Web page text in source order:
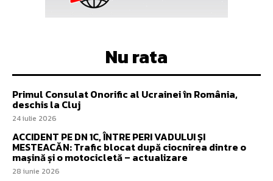
Nu rata
Primul Consulat Onorific al Ucrainei în România,
deschis la Cluj
24 iulie 2026
ACCIDENT PE DN 1C, ÎNTRE PERI VADULUI ȘI
MESTEACĂN: Trafic blocat după ciocnirea dintre o
mașină și o motocicletă – actualizare
28 iunie 2026